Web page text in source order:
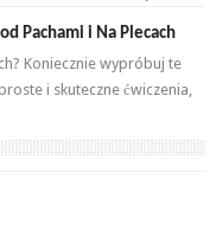
Pachami i Na Plecach
Koniecznie wypróbuj te
i skuteczne ćwiczenia,